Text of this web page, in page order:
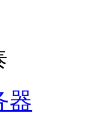
器